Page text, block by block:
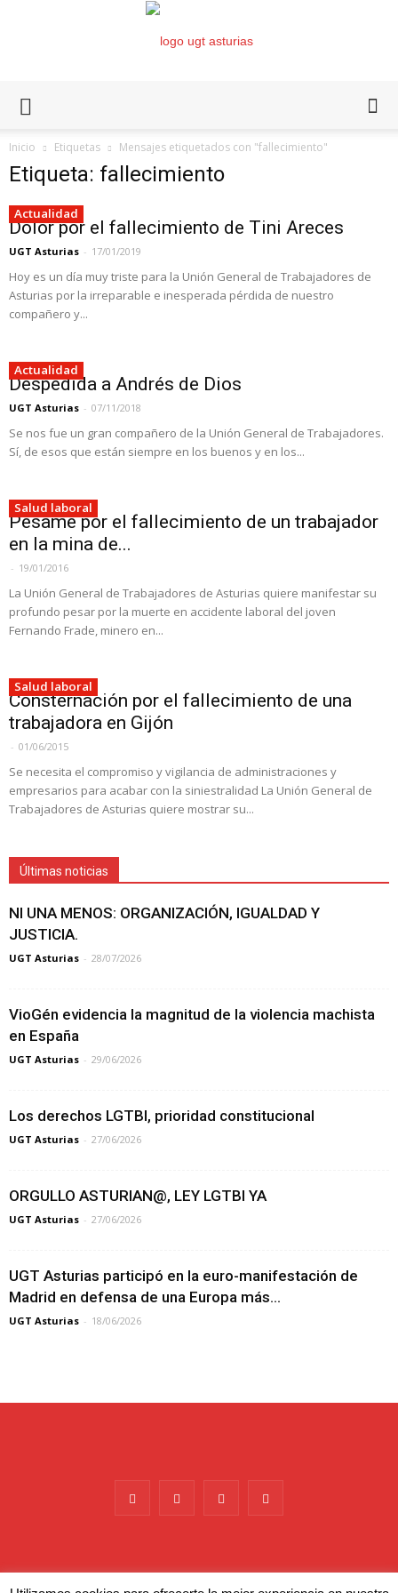
Inicio Etiquetas Mensajes etiquetados con "fallecimiento"
Etiqueta: fallecimiento
Actualidad
Dolor por el fallecimiento de Tini Areces
UGT Asturias - 17/01/2019
Hoy es un día muy triste para la Unión General de Trabajadores de
Asturias por la irreparable e inesperada pérdida de nuestro
compañero y...
Actualidad
Despedida a Andrés de Dios
UGT Asturias - 07/11/2018
Se nos fue un gran compañero de la Unión General de Trabajadores.
Sí, de esos que están siempre en los buenos y en los...
Salud laboral
Pésame por el fallecimiento de un trabajador
en la mina de...
- 19/01/2016
La Unión General de Trabajadores de Asturias quiere manifestar su
profundo pesar por la muerte en accidente laboral del joven
Fernando Frade, minero en...
Salud laboral
Consternación por el fallecimiento de una
trabajadora en Gijón
- 01/06/2015
Se necesita el compromiso y vigilancia de administraciones y
empresarios para acabar con la siniestralidad La Unión General de
Trabajadores de Asturias quiere mostrar su...
Últimas noticias
NI UNA MENOS: ORGANIZACIÓN, IGUALDAD Y
JUSTICIA.
UGT Asturias - 28/07/2026
VioGén evidencia la magnitud de la violencia machista
en España
UGT Asturias - 29/06/2026
Los derechos LGTBI, prioridad constitucional
UGT Asturias - 27/06/2026
ORGULLO ASTURIAN@, LEY LGTBI YA
UGT Asturias - 27/06/2026
UGT Asturias participó en la euro-manifestación de
Madrid en defensa de una Europa más...
UGT Asturias - 18/06/2026